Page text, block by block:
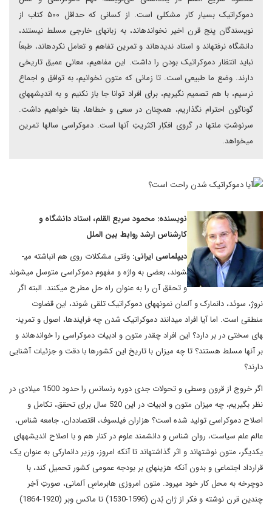
دموکراتیک بسیار کار مشکلی است. از کسانی که حداقل ۵۰۰ کتاب از
نویسندگان پنج قرن اخیر نخوانده­اند، به زبان­های خارجی مسلط نیستند،
دانشگاه نرفته­اند و استاد ندیده­اند و تمرین تفاهم و تعامل نکرده­اند، طبعاً
نباید انتظار دموکراتیک بودن را داشت. این مفاهیم، معانی عمیق تاریخی
دارند. وضع ما طبیعی است. تا زمانی که متون نخوانیم، به توافق و اجماع
نرسیم، با هم تصمیم نگیریم، برای افراد توانا جا باز نکنیم و به اندیشه­های
گوناگون احترام نگذاریم، همچنان در سعی و خطاها، بقا خواهیم داشت.
سرنوشتِ ملت­ها در گروی افکاِر اکثریتِ آنها است. دموکراسی سال­ها تمرین
می­خواهد.
نویسنده: محمود سریع القلم، استاد دانشگاه و
کارشناس ارشد روابط بین الملل
دیپلماسی ایرانی: وقتی مشکلات روی هم انباشته می­
شوند، بعضی به واژه و مفهوم دموکراسی متوسل می­شوند
و تحقق آن را به عنوان راه ­حل مطرح می­کنند. البته اگر
نروژ، سوئد، دانمارک و آلمان نمونه­های دموکراتیک تلقی شوند، این قضاوت
منطقی است. اما آیا افراد می­دانند دموکراتیک شدن چه فرایندها، اصول و تمرین­
های سختی در بر دارد؟ این افراد چقدر متون و ادبیات دموکراسی را خوانده­اند و
بر آنها مسلط هستند؟ تا چه میزان با تاریخ این کشورها با دقت و جزئیات آشنایی
دارند؟
اگر خروج از قرون وسطی و تحولات جدی دوره رنسانس را حدود 1500 میلادی در
نظر بگیریم، چه میزان متون و ادبیات در این 520 سال برای تحقق، تکامل و
اصلاح دموکراسی تولید شده است؟ هزاران فیلسوف، اقتصاددان، جامعه شناس،
عالم علم سیاست، روان شناس و دانشمند علوم در کنار هم و با اصلاح اندیشه­های
یکدیگر، متون نوشته­اند و اثر گذاشته­اند تا آنکه امروز، وزیر دانمارکی به عنوان یک
قرارداد اجتماعی و بدون آنکه هزینه­ای بر بودجه عمومی کشور تحمیل کند، با
دوچرخه به محل کار خود می­رود. متون امروزی هابرماسِ آلمانی، صورتِ آخِر
چندین قرن نوشته و فکر از ژان بُدن (1596-1530) تا ماکس وبر (1920-1864)